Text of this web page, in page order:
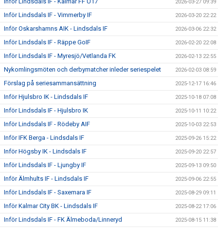
2026-03-27 09:39
Inför Lindsdals IF - Vimmerby IF 2026-03-20 22:22
Inför Oskarshamns AIK - Lindsdals IF 2026-03-06 22:32
Inför Lindsdals IF - Räppe GoIF 2026-02-20 22:08
Inför Lindsdals IF - Myresjö/Vetlanda FK 2026-02-13 22:55
Nykomlingsmöten och derbymatcher inleder seriespelet 2026-02-03 08:59
Förslag på seriesammansättning 2025-12-17 16:46
Inför Hjulsbro IK - Lindsdals IF 2025-10-18 07:08
Inför Lindsdals IF - Hjulsbro IK 2025-10-11 10:22
Inför Lindsdals IF - Rödeby AIF 2025-10-03 22:53
Inför IFK Berga - Lindsdals IF 2025-09-26 15:22
Inför Högsby IK - Lindsdals IF 2025-09-20 22:57
Inför Lindsdals IF - Ljungby IF 2025-09-13 09:50
Inför Älmhults IF - Lindsdals IF 2025-09-06 22:55
Inför Lindsdals IF - Saxemara IF 2025-08-29 09:11
Inför Kalmar City BK - Lindsdals IF 2025-08-22 17:06
Inför Lindsdals IF - FK Älmeboda/Linneryd 2025-08-15 11:38